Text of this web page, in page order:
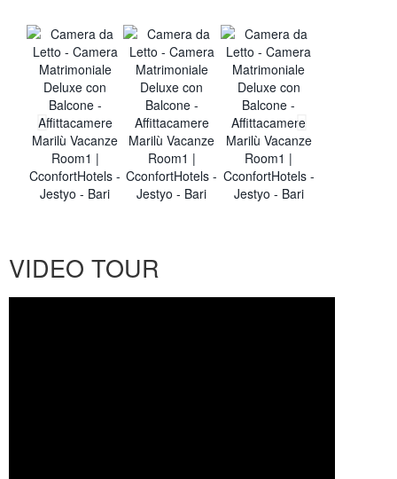
VIDEO TOUR